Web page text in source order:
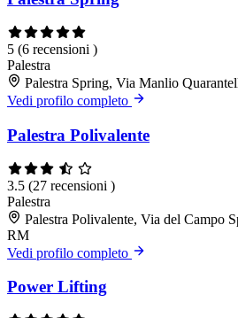
5 (6 recensioni )
Palestra
Palestra Spring, Via Manlio
Vedi profilo completo
Palestra Polivalente
3.5 (27 recensioni )
Palestra
Palestra Polivalente, Via del Campo
RM
Vedi profilo completo
Power Lifting